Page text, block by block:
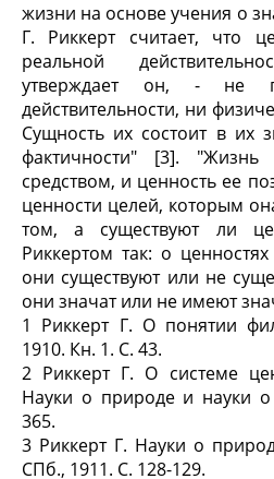
жизни на основе учения о
Г. Риккерт считает, что
реальной
утверждает он, - не
действительности, ни
Сущность их состоит в их
фактичности" [3].
средством, и ценность ее
ценности целей, которым
том, а существуют ли
Риккертом так: о
они существуют или не
они значат или не имеют
1 Риккерт Г. О понятии
1910. Кн. 1. С. 43.
2 Риккерт Г. О системе
Науки о природе и науки о
365.
3 Риккерт Г. Науки о
СПб., 1911. С. 128-129.